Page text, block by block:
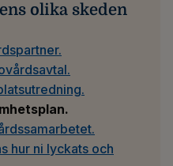
olika skeden
.
hur ni lyckats och